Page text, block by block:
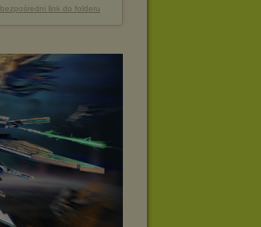
bezpośredni link do folderu